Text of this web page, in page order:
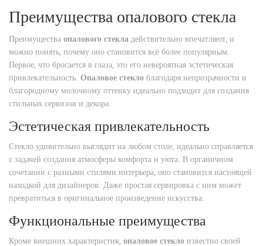
Преимущества опалового стекла
Преимущества опалового стекла действительно впечатляют, и
можно понять, почему оно становится всё более популярным.
Первое, что бросается в глаза, это его невероятная эстетическая
привлекательность. Опаловое стекло благодаря непрозрачности и
благородному молочному оттенку идеально подходит для создания
стильных сервизов и декора.
Эстетическая привлекательность
Стекло удивительно выглядит на любом столе, идеально справляется
с задачей создания атмосферы комфорта и уюта. В органичном
сочетании с разными стилями интерьера, оно становится настоящей
находкой для дизайнеров. Даже простая сервировка с ним может
превратиться в оригинальное произведение искусства.
Функциональные преимущества
Кроме внешних характеристик, опаловое стекло известно своей